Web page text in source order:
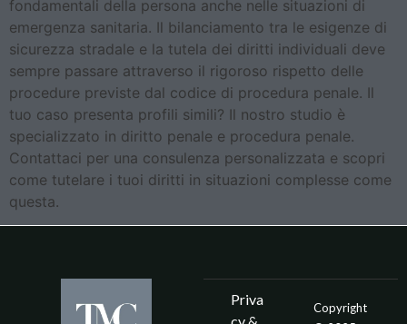
fondamentali della persona anche nelle situazioni di
emergenza sanitaria. Il bilanciamento tra le esigenze di
sicurezza stradale e la tutela dei diritti individuali deve
sempre passare attraverso il rigoroso rispetto delle
procedure previste dal codice di procedura penale. Il
tuo caso presenta profili simili? Il nostro studio è
specializzato in diritto penale e procedura penale.
Contattaci per una consulenza personalizzata e scopri
come tutelare i tuoi diritti in situazioni complesse come
questa.
Priva
Copyright